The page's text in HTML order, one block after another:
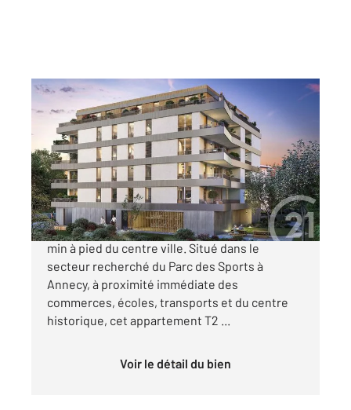
ANNECY 74
45,90 m2, 2 pièces
Ref : 6556
Appartement T2 à vendre
331 000 €
Appartement T2 neuf avec balcon et cave à 10
min à pied du centre ville. Situé dans le
secteur recherché du Parc des Sports à
Annecy, à proximité immédiate des
commerces, écoles, transports et du centre
historique, cet appartement T2 ...
Voir le détail du bien